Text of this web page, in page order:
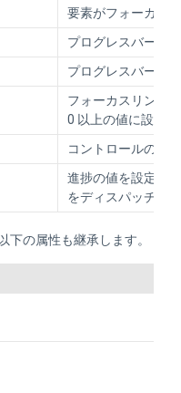
要素がフォーカス
プログレスバーの
プログレスバーの
フォーカスリング
0 以上の値に設定
コントロールの中
進捗の値を設定し
をディスパッチし
下の属性も継承します。